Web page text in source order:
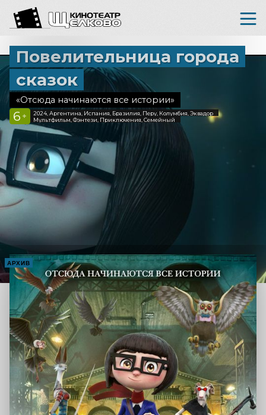
Повелительница города
сказок
«Отсюда начинаются все истории»
6 +
2024, Аргентина, Испания, Бразилия, Перу, Колумбия, Эквадор
Мультфильм, Фэнтези, Приключения, Семейный
АРХИВ